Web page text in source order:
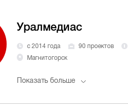
Уралмедиас
с 2014 года 90 проектов
Магнитогорск
Показать больше